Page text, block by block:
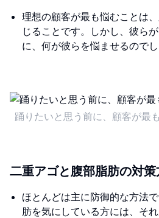
理想の顧客が最も悩むことは
じることです。しかし、彼ら
に、何が彼らを悩ませるので
踊りたいと思う前に、顧客が最
二重アゴと腹部脂肪の対策
ほとんどは主に防御的な方法
肪を気にしている方には、そ